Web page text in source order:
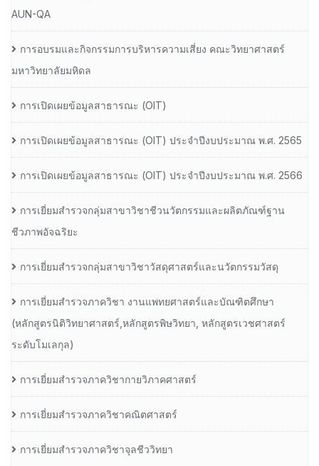
AUN-QA
การอบรมและกิจกรรมการบริหารความเสี่ยง คณะวิทยาศาสตร์
มหาวิทยาลัยมหิดล
การเปิดเผยข้อมูลสาธารณะ (OIT)
การเปิดเผยข้อมูลสาธารณะ (OIT) ประจำปีงบประมาณ พ.ศ. 2565
การเปิดเผยข้อมูลสาธารณะ (OIT) ประจำปีงบประมาณ พ.ศ. 2566
การเยี่ยมสำรวจกลุ่มสาขาวิชาชีวนวัตกรรมและผลิตภัณฑ์ฐาน
ชีวภาพอัจฉริยะ
การเยี่ยมสำรวจกลุ่มสาขาวิชาวัสดุศาสตร์และนวัตกรรมวัสดุ
การเยี่ยมสำรวจภาควิชา งานแพทยศาสตร์และบัณฑิตศึกษา
(หลักสูตรนิติวิทยาศาสตร์,หลักสูตรพิษวิทยา, หลักสูตรเวชศาสตร์
ระดับโมเลกุล)
การเยี่ยมสำรวจภาควิชากายวิภาคศาสตร์
การเยี่ยมสำรวจภาควิชาคณิตศาสตร์
การเยี่ยมสำรวจภาควิชาจุลชีววิทยา